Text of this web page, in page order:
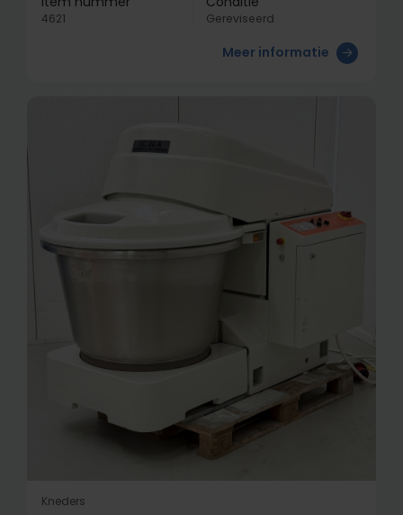
4621 Gereviseerd
Meer informatie
Kneders